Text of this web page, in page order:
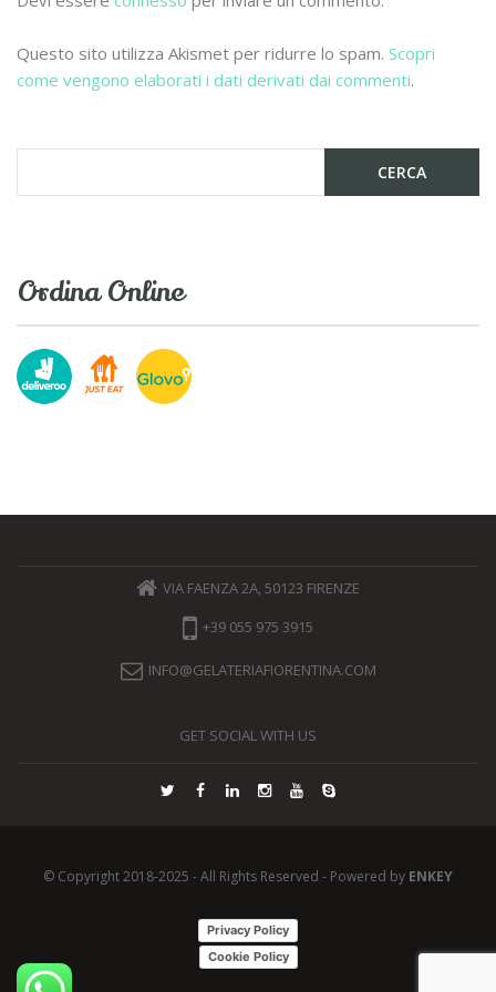
k
Questo sito utilizza Akismet per ridurre lo spam. Scopri
come vengono elaborati i dati derivati dai commenti.
Ordina Online
VIA FAENZA 2A, 50123 FIRENZE
+39 055 975 3915
INFO@GELATERIAFIORENTINA.COM
GET SOCIAL WITH US
© Copyright 2018-2025 - All Rights Reserved - Powered by ENKEY
Privacy Policy
Cookie Policy